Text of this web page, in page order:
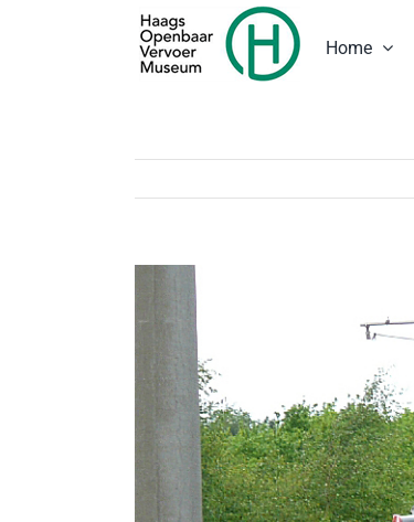
Home
Bekijk
grotere
afbeelding